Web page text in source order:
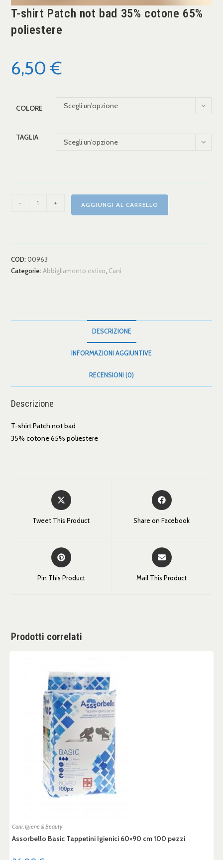
T-shirt Patch not bad 35% cotone 65%
poliestere
6,50€
COLORE Scegli un'opzione
TAGLIA
Scegli un'opzione
- + AGGIUNGI AL CARRELLO
COD:00963
Categorie:Abbigliamento estivo, Cani
DESCRIZIONE
INFORMAZIONI AGGIUNTIVE
RECENSIONI (0)
Descrizione
T-shirt Patch not bad
35% cotone 65% poliestere
Tweet This Product Share on Facebook
Pin This Product Mail This Product
Prodotti correlati
Cani, Igiene & Beauty
Assorbello Basic Tappetini Igienici 60×90 cm 100 pezzi